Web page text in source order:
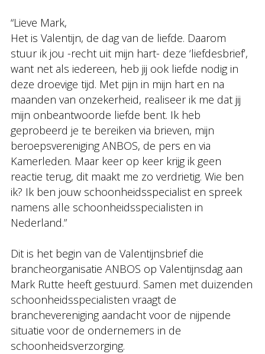
“Lieve Mark,
Het is Valentijn, de dag van de liefde. Daarom
stuur ik jou -recht uit mijn hart- deze ‘liefdesbrief’,
want net als iedereen, heb jij ook liefde nodig in
deze droevige tijd. Met pijn in mijn hart en na
maanden van onzekerheid, realiseer ik me dat jij
mijn onbeantwoorde liefde bent. Ik heb
geprobeerd je te bereiken via brieven, mijn
beroepsvereniging ANBOS, de pers en via
Kamerleden. Maar keer op keer krijg ik geen
reactie terug, dit maakt me zo verdrietig. Wie ben
ik? Ik ben jouw schoonheidsspecialist en spreek
namens alle schoonheidsspecialisten in
Nederland.”
Dit is het begin van de Valentijnsbrief die
brancheorganisatie ANBOS op Valentijnsdag aan
Mark Rutte heeft gestuurd. Samen met duizenden
schoonheidsspecialisten vraagt de
branchevereniging aandacht voor de nijpende
situatie voor de ondernemers in de
schoonheidsverzorging.